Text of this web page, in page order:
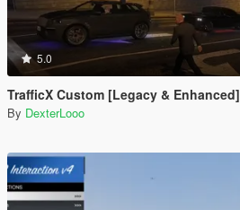
5.0
TrafficX Custom [Legacy & Enhanced]
By DexterLooo